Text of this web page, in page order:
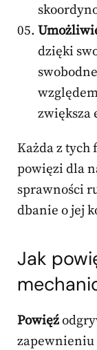
dzięki
zwiększa
Każda z tych
powięzi dla
sprawności
dbanie o jej
Jak
Powięź
zapewnieniu